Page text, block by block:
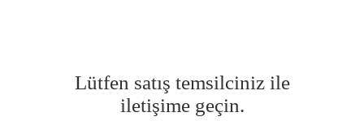
Lütfen satış temsilciniz ile
iletişime geçin.